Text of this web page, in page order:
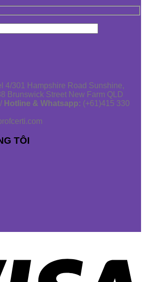
4/301 Hampshire Road Sunshine,
Brunswick Street New Farm QLD
Hotline & Whatsapp: (+61)415 330
TÔI